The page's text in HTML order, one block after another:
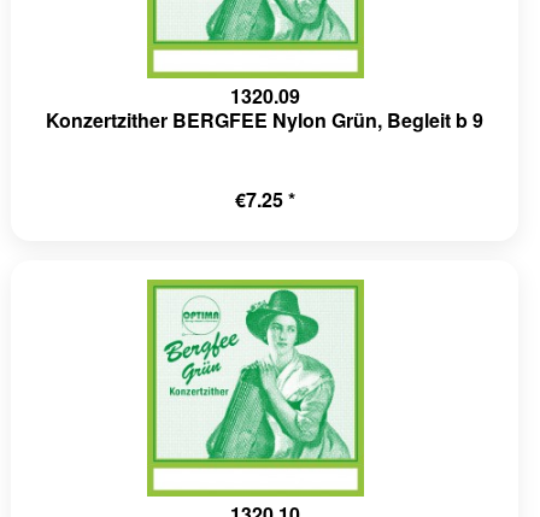
1320.09
Konzertzither BERGFEE Nylon Grün, Begleit b 9
€7.25 *